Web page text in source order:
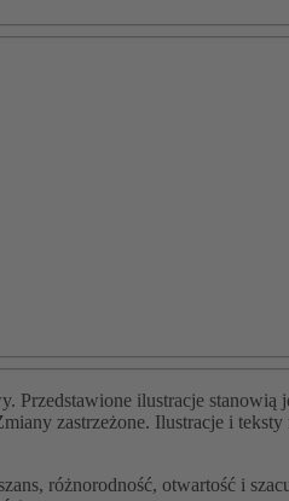
Przedstawione ilustracje stanowią
zastrzeżone. Ilustracje i
różnorodność, otwartość i